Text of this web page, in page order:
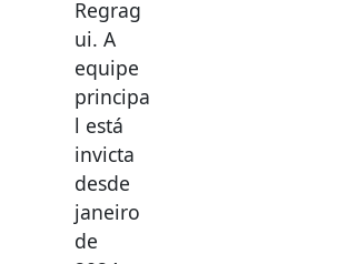
ui. A
equipe
principa
l está
invicta
desde
janeiro
de
2024,